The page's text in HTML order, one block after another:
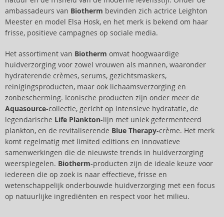
ambassadeurs van Biotherm bevinden zich actrice Leighton
Meester en model Elsa Hosk, en het merk is bekend om haar
frisse, positieve campagnes op sociale media.
Het assortiment van Biotherm omvat hoogwaardige
huidverzorging voor zowel vrouwen als mannen, waaronder
hydraterende crèmes, serums, gezichtsmaskers,
reinigingsproducten, maar ook lichaamsverzorging en
zonbescherming. Iconische producten zijn onder meer de
Aquasource-collectie, gericht op intensieve hydratatie, de
legendarische Life Plankton-lijn met uniek gefermenteerd
plankton, en de revitaliserende Blue Therapy-crème. Het merk
komt regelmatig met limited editions en innovatieve
samenwerkingen die de nieuwste trends in huidverzorging
weerspiegelen. Biotherm-producten zijn de ideale keuze voor
iedereen die op zoek is naar effectieve, frisse en
wetenschappelijk onderbouwde huidverzorging met een focus
op natuurlijke ingrediënten en respect voor het milieu.